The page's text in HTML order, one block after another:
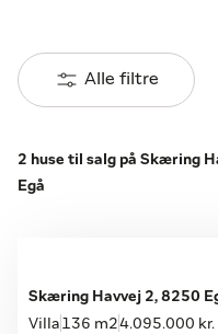
Alle filtre
2 huse til salg på Skæring
Egå
Skæring Havvej 2, 8250
Villa 136 m24.095.000 kr.